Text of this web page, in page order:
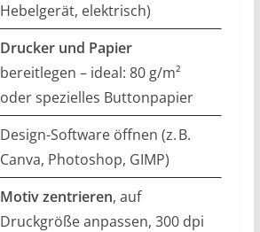
Hebelgerät, elektrisch)
Drucker und Papier
bereitlegen – ideal: 80 g/m²
oder spezielles Buttonpapier
Design-Software öffnen (z. B.
Canva, Photoshop, GIMP)
Motiv zentrieren, auf
Druckgröße anpassen, 300 dpi